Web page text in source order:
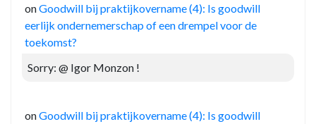
onGoodwill bij praktijkovername (4): Is goodwill
eerlijk ondernemerschap of een drempel voor de
toekomst?
Sorry: @ Igor Monzon !
onGoodwill bij praktijkovername (4): Is goodwill